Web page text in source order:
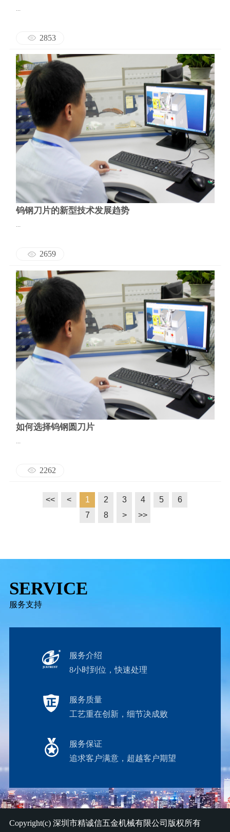
2853
钨钢刀片的新型技术发展趋势
...
2659
如何选择钨钢圆刀片
2262
<< < 1 2 3 4 5
6
7
8 > >>
SERVICE
服务支持
服务介绍
8小时到位，快速处理
服务质量
工艺重在创新，细节决成败
服务保证
追求客户满意，超越客户期望
Copyright(c) 深圳市精诚信五金机械有限公司 版权所有